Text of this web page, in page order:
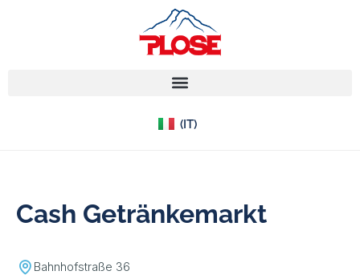
(IT)
(EN)
(DE)
Cash Getränkemarkt
Bahnhofstraße 36